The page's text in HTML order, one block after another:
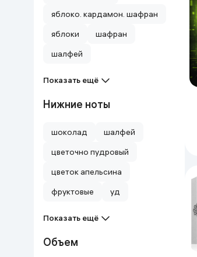
Дом и сад
Бытовая химия
Книги
Одежда и Обувь
яблоко. кардамон. шафран
яблоки
шафран
шалфей
Показать ещё
Нижние ноты
шоколад
шалфей
цветочно пудровый
цветок апельсина
фруктовые
уд
Показать ещё
Объем